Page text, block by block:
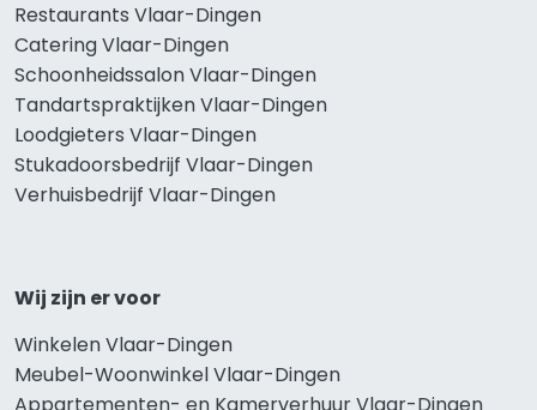
Restaurants Vlaar-Dingen
Catering Vlaar-Dingen
Schoonheidssalon Vlaar-Dingen
Tandartspraktijken Vlaar-Dingen
Loodgieters Vlaar-Dingen
Stukadoorsbedrijf Vlaar-Dingen
Verhuisbedrijf Vlaar-Dingen
Wij zijn er voor
Winkelen Vlaar-Dingen
Meubel-Woonwinkel Vlaar-Dingen